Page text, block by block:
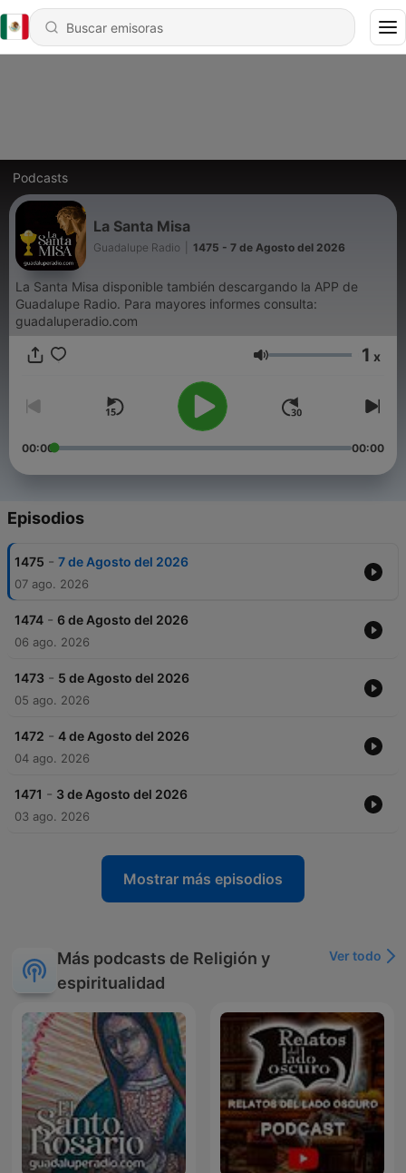
Podcasts
La Santa Misa
Guadalupe Radio 1475 - 7 de Agosto del 2026
La Santa Misa disponible también descargando la APP de
Guadalupe Radio. Para mayores informes consulta:
guadaluperadio.com
Volumen 1 x
00:00 00:00
Episodios
1475 - 7 de Agosto del 2026
07 ago. 2026
1474 - 6 de Agosto del 2026
06 ago. 2026
1473 - 5 de Agosto del 2026
05 ago. 2026
1472 - 4 de Agosto del 2026
04 ago. 2026
1471 - 3 de Agosto del 2026
03 ago. 2026
Mostrar más episodios
Más podcasts de Religión y
espiritualidad
Ver todo